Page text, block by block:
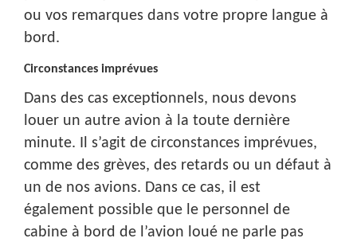
ou vos remarques dans votre propre langue à
bord.
Circonstances imprévues
Dans des cas exceptionnels, nous devons
louer un autre avion à la toute dernière
minute. Il s’agit de circonstances imprévues,
comme des grèves, des retards ou un défaut à
un de nos avions. Dans ce cas, il est
également possible que le personnel de
cabine à bord de l’avion loué ne parle pas